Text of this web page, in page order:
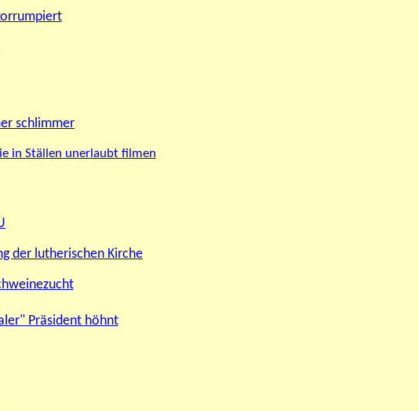
schlimmer
in Ställen unerlaubt filmen
der lutherischen Kirche
Präsident höhnt